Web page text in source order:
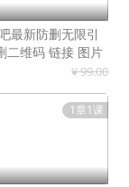
最新防删无限引
二维码 链接 图片
¥ 99.00
1章1课